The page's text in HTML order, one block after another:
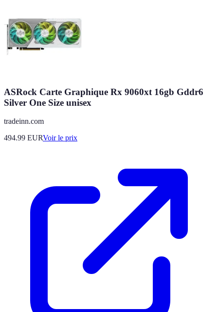
ASRock Carte Graphique Rx 9060xt 16gb Gddr6
Silver One Size unisex
tradeinn.com
494.99 EURVoir le prix